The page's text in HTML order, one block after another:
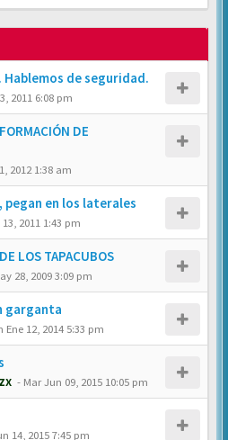
Hablemos de seguridad.
2011 6:08 pm
DE
2012 1:38 am
en los laterales
2011 1:43 pm
LOS TAPACUBOS
28, 2009 3:09 pm
garganta
Ene 12, 2014 5:33 pm
- Mar Jun 09, 2015 10:05 pm
14, 2015 7:45 pm